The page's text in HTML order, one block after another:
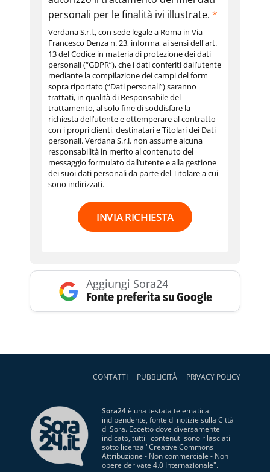
personali per le finalità ivi illustrate. *
Verdana S.r.l., con sede legale a Roma in Via
Francesco Denza n. 23, informa, ai sensi dell'art.
13 del Codice in materia di protezione dei dati
personali (“GDPR”), che i dati conferiti dall’utente
mediante la compilazione dei campi del form
sopra riportato (“Dati personali”) saranno
trattati, in qualità di Responsabile del
trattamento, al solo fine di soddisfare la
richiesta dell’utente e ottemperare al contratto
con i propri clienti, destinatari e Titolari dei Dati
personali. Verdana S.r.l. non assume alcuna
responsabilità in merito al contenuto del
messaggio formulato dall’utente e alla gestione
dei suoi dati personali da parte del Titolare a cui
sono indirizzati.
INVIA RICHIESTA
Aggiungi Sora24
Fonte preferita su Google
CONTATTI PUBBLICITÀ PRIVACY POLICY
Sora24è una testata telematica
indipendente, fonte di notizie sulla Città
di Sora. Eccetto dove diversamente
indicato, tutti i contenuti sono rilasciati
sotto licenza "Creative Commons
Attribuzione - Non commerciale - Non
opere derivate 4.0 Internazionale".